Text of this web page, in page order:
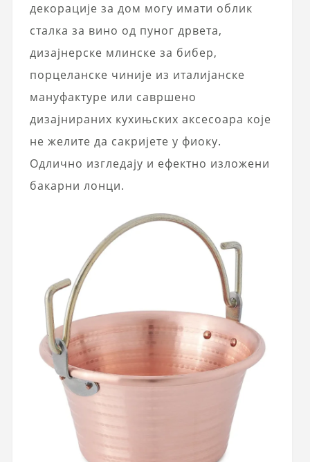
декорације за дом могу имати облик
сталка за вино од пуног дрвета,
дизајнерске млинске за бибер,
порцеланске чиније из италијанске
мануфактуре или савршено
дизајнираних кухињских аксесоара које
не желите да сакријете у фиоку.
Одлично изгледају и ефектно изложени
бакарни лонци.